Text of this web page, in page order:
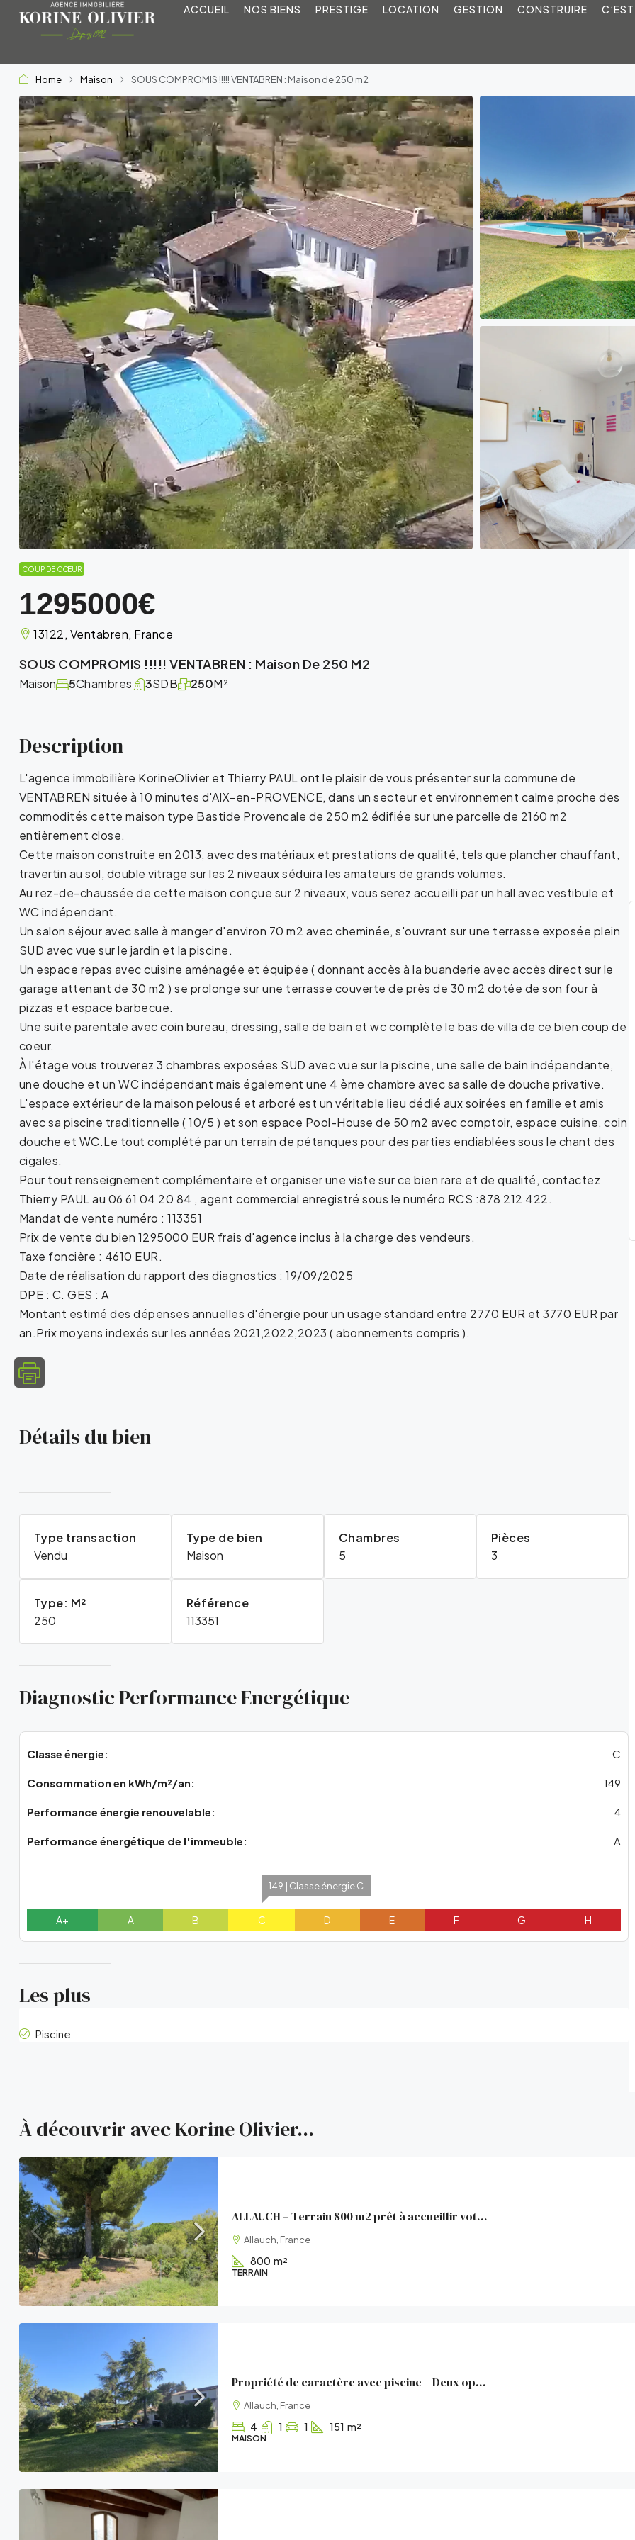
ACCUEIL NOS BIENS PRESTIGE LOCATION GESTION CONSTRUIRE
Home Maison SOUS COMPROMIS !!!!! VENTABREN : Maison de 250 m2
COUP DE CŒUR
1295000€
13122, Ventabren, France
SOUS COMPROMIS !!!!! VENTABREN : Maison De 250 M2
Maison Chambres
5 SDB
3 M²
250
Description
L'agence immobilière KorineOlivier et Thierry PAUL ont le plaisir de vous présenter sur la commune de
VENTABREN située à 10 minutes d'AIX-en-PROVENCE, dans un secteur et environnement calme proche des
commodités cette maison type Bastide Provencale de 250 m2 édifiée sur une parcelle de 2160 m2
entièrement close.
Cette maison construite en 2013, avec des matériaux et prestations de qualité, tels que plancher chauffant,
travertin au sol, double vitrage sur les 2 niveaux séduira les amateurs de grands volumes.
Au rez-de-chaussée de cette maison conçue sur 2 niveaux, vous serez accueilli par un hall avec vestibule et
WC indépendant.
Un salon séjour avec salle à manger d'environ 70 m2 avec cheminée, s'ouvrant sur une terrasse exposée plein
SUD avec vue sur le jardin et la piscine.
Un espace repas avec cuisine aménagée et équipée ( donnant accès à la buanderie avec accès direct sur le
garage attenant de 30 m2 ) se prolonge sur une terrasse couverte de près de 30 m2 dotée de son four à
pizzas et espace barbecue.
Une suite parentale avec coin bureau, dressing, salle de bain et wc complète le bas de villa de ce bien coup de
coeur.
À l'étage vous trouverez 3 chambres exposées SUD avec vue sur la piscine, une salle de bain indépendante,
une douche et un WC indépendant mais également une 4 ème chambre avec sa salle de douche privative.
L'espace extérieur de la maison pelousé et arboré est un véritable lieu dédié aux soirées en famille et amis
avec sa piscine traditionnelle ( 10/5 ) et son espace Pool-House de 50 m2 avec comptoir, espace cuisine, coin
douche et WC.Le tout complété par un terrain de pétanques pour des parties endiablées sous le chant des
cigales.
Pour tout renseignement complémentaire et organiser une viste sur ce bien rare et de qualité, contactez
Thierry PAUL au 06 61 04 20 84 , agent commercial enregistré sous le numéro RCS :878 212 422.
Mandat de vente numéro : 113351
Prix de vente du bien 1295000 EUR frais d'agence inclus à la charge des vendeurs.
Taxe foncière : 4610 EUR.
Date de réalisation du rapport des diagnostics : 19/09/2025
DPE : C. GES : A
Montant estimé des dépenses annuelles d'énergie pour un usage standard entre 2770 EUR et 3770 EUR par
an.Prix moyens indexés sur les années 2021,2022,2023 ( abonnements compris ).
Détails du bien
Type transaction
Vendu
Type de bien
Maison
Chambres
5
Pièces
3
Type: M²
250
Référence
113351
Diagnostic Performance Energétique
Classe énergie: C
Consommation en kWh/m²/an: 149
Performance énergie renouvelable: 4
Performance énergétique de l'immeuble: A
A+ A B
149 | Classe énergie C
C D E F G H
Les plus
Piscine
À découvrir avec Korine Olivier...
ALLAUCH – Terrain 800 m2 prêt à accueillir votre projet de v
Allauch, France
800 m²
TERRAIN
Propriété de caractère avec piscine – Deux opportunités d’a
Allauch, France
4 1 1 151 m²
MAISON